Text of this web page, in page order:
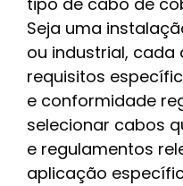
Seja uma
ou industrial, cada
requisitos
e conformidade
selecionar cabos
e regulamentos
aplicação